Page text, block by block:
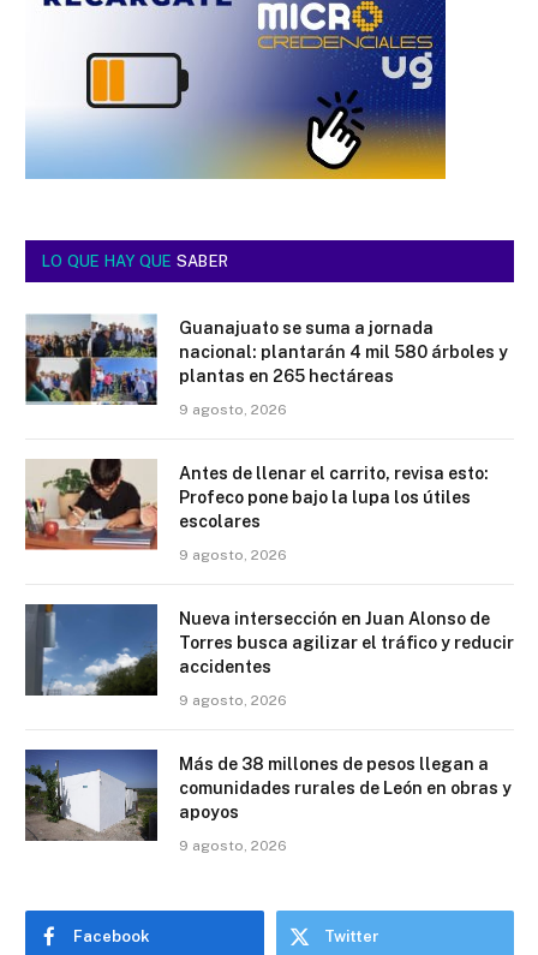
LO QUE HAY QUE SABER
Guanajuato se suma a jornada
nacional: plantarán 4 mil 580 árboles y
plantas en 265 hectáreas
9 agosto, 2026
Antes de llenar el carrito, revisa esto:
Profeco pone bajo la lupa los útiles
escolares
9 agosto, 2026
Nueva intersección en Juan Alonso de
Torres busca agilizar el tráfico y reducir
accidentes
9 agosto, 2026
Más de 38 millones de pesos llegan a
comunidades rurales de León en obras y
apoyos
9 agosto, 2026
Facebook Twitter